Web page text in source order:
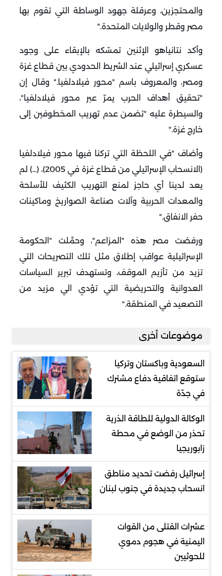
والمحتجزين، وعرقلة جهود الوساطة التي تقوم بها
مصر وقطر والولايات المتحدة".
وأكد نتانياهو الإثنين تمسّكه بالإبقاء على وجود
عسكري إسرائيلي عند الشريط الحدودي بين قطاع غزة
ومصر، والمعروف باسم "محور فيلادلفيا". وقال إن
"تحقيق أهداف الحرب يمرّ عبر محور فيلادلفيا"،
والسيطرة عليه "تضمن عدم تهريب المخطوفين إلى
خارج غزة".
وأضاف "في اللحظة التي تركنا فيها محور فيلادلفيا
(الانسحاب الإسرائيلي من قطاع غزة في 2005)، (...) لم
يعد لدينا أي حاجز لمنع التهريب الكثيف للأسلحة
والمعدات الحربية وآلات صناعة الصواريخ وماكينات
حفر الانفاق".
ورفضت مصر هذه "المزاعم"، وحمَّلت "الحكومة
الإسرائيلية عواقب إطلاق مثل تلك التصريحات التي
تزيد من تأزيم الموقف، وتستهدف تبرير السياسات
العدوانية والتحريضية التي تؤدي الي مزيد من
التصعيد في المنطقة".
موضوعات أخرى
السعودية وباكستان وتركيا
ستوقع اتفاقية دفاع مشترك
في جدّة
الوكالة الدولية للطاقة الذرية
تحذر من الوضع في محطة
زابوريجيا
إسرائيل رفضت تحديد مناطق
انسحاب جديدة في جنوب لبنان
عشرات القتلى من القوات
اليمنية في هجوم دموي
للحوثيين